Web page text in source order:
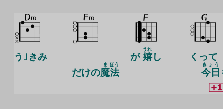
う｣きみ
だけの魔
ま
法
ほう
が 嬉
うれ
し
くって
今日
きょう